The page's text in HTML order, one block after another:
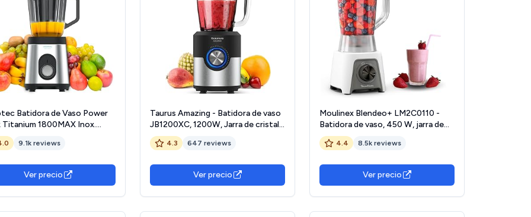
Batidora de Vaso Power
Titanium 1800MAX Inox.
Máxima Potencia, Cuchilla
con Recubrimiento de
Pulse y Tapón
9.1k reviews
Ver precio
Taurus Amazing - Batidora de vaso
JB1200XC, 1200W, Jarra de cristal
de 175L, 5 velocidades + Turbo,
Profesional con cuchillas de 6
Apto lavavajillas
4.3 647 reviews
Ver precio
Moulinex Blendeo+ LM2C0110 -
Batidora de vaso, 450 W, jarra de
1,5 L, 2 velocidades + función Pulse,
pica hielo, Duraforce Label, alto
garantizada
4.4 8.5k reviews
Ver precio